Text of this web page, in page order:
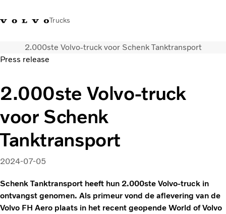
Trucks
Kennis vergrotenMerchandiseInloggenNederland
Transportoplossingen
CO2-reductie
Trucks
Truck Builder
Services
Dealer locator
Nieuws
2.000ste Volvo-truck voor Schenk Tanktransport
Press release
2.000ste Volvo-truck
voor Schenk
Tanktransport
2024-07-05
Schenk Tanktransport heeft hun 2.000ste Volvo-truck in
ontvangst genomen. Als primeur vond de aflevering van de
Volvo FH Aero plaats in het recent geopende World of Volvo